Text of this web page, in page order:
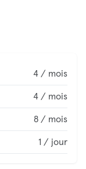
4 / mois
4 / mois
8 / mois
1 / jour